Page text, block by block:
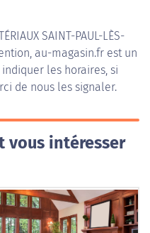
SAINT-PAUL-LÈS-
au-magasin.fr est un
les horaires, si
de nous les signaler.
vous intéresser